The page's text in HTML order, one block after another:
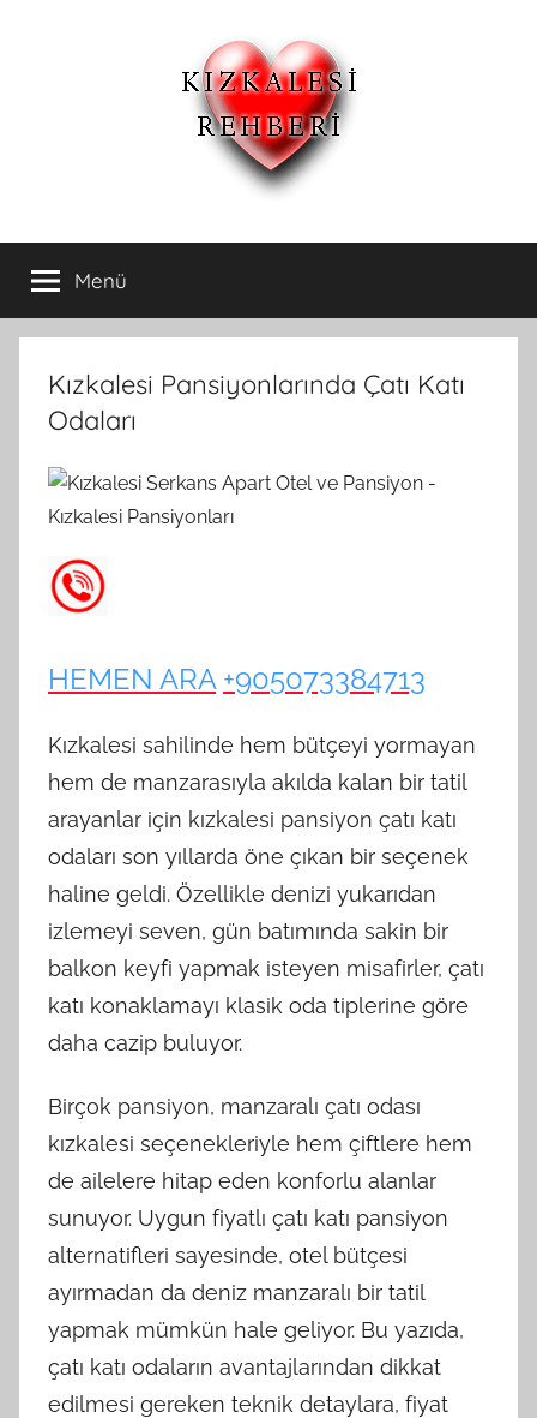
Kızkalesi
Otelleri
ve
Kızkalesi
Pansiyonları
Pansiyon,Otel
ve
Apart
Oteller
Menü
Kızkalesi Pansiyonlarında Çatı Katı
Odaları
HEMEN ARA +905073384713
Kızkalesi sahilinde hem bütçeyi yormayan
hem de manzarasıyla akılda kalan bir tatil
arayanlar için kızkalesi pansiyon çatı katı
odaları son yıllarda öne çıkan bir seçenek
haline geldi. Özellikle denizi yukarıdan
izlemeyi seven, gün batımında sakin bir
balkon keyfi yapmak isteyen misafirler, çatı
katı konaklamayı klasik oda tiplerine göre
daha cazip buluyor.
Birçok pansiyon, manzaralı çatı odası
kızkalesi seçenekleriyle hem çiftlere hem
de ailelere hitap eden konforlu alanlar
sunuyor. Uygun fiyatlı çatı katı pansiyon
alternatifleri sayesinde, otel bütçesi
ayırmadan da deniz manzaralı bir tatil
yapmak mümkün hale geliyor. Bu yazıda,
çatı katı odaların avantajlarından dikkat
edilmesi gereken teknik detaylara, fiyat